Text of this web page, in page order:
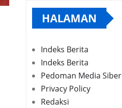
HALAMAN
Indeks Berita
Indeks Berita
Pedoman Media Siber
Privacy Policy
Redaksi